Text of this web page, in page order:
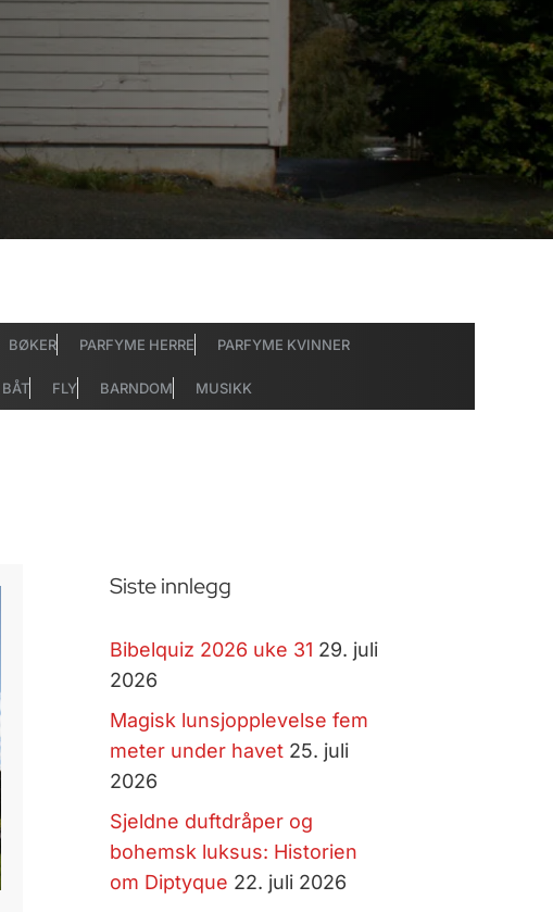
BØKER PARFYME HERRE PARFYME KVINNER
BÅT FLY BARNDOM MUSIKK
Siste innlegg
Bibelquiz 2026 uke 31 29. juli
2026
Magisk lunsjopplevelse fem
meter under havet 25. juli
2026
Sjeldne duftdråper og
bohemsk luksus: Historien
om Diptyque 22. juli 2026